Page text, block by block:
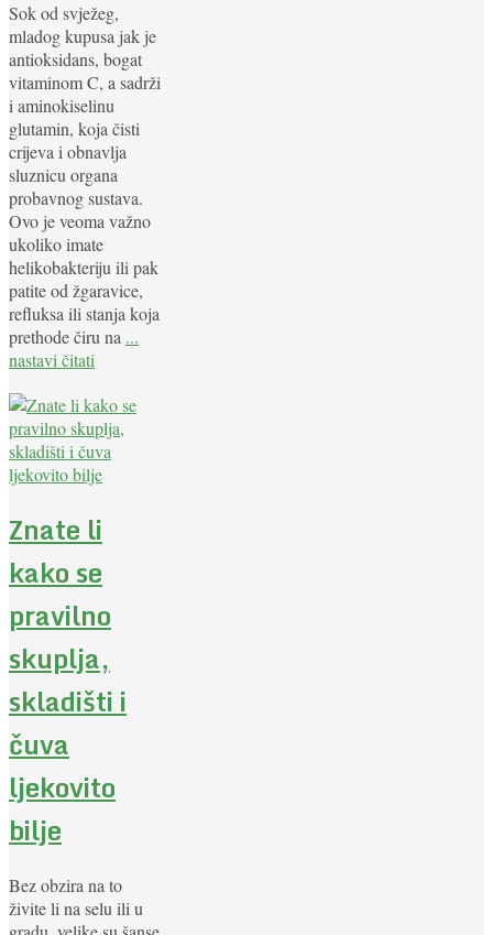
Sok od svježeg,
mladog kupusa jak je
antioksidans, bogat
vitaminom C, a sadrži
i aminokiselinu
glutamin, koja čisti
crijeva i obnavlja
sluznicu organa
probavnog sustava.
Ovo je veoma važno
ukoliko imate
helikobakteriju ili pak
patite od žgaravice,
refluksa ili stanja koja
prethode čiru na ...
nastavi čitati
Znate li
kako se
pravilno
skuplja,
skladišti i
čuva
ljekovito
bilje
Bez obzira na to
živite li na selu ili u